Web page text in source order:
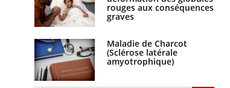
rouges aux conséquences
graves
Maladie de Charcot
(Sclérose latérale
amyotrophique)